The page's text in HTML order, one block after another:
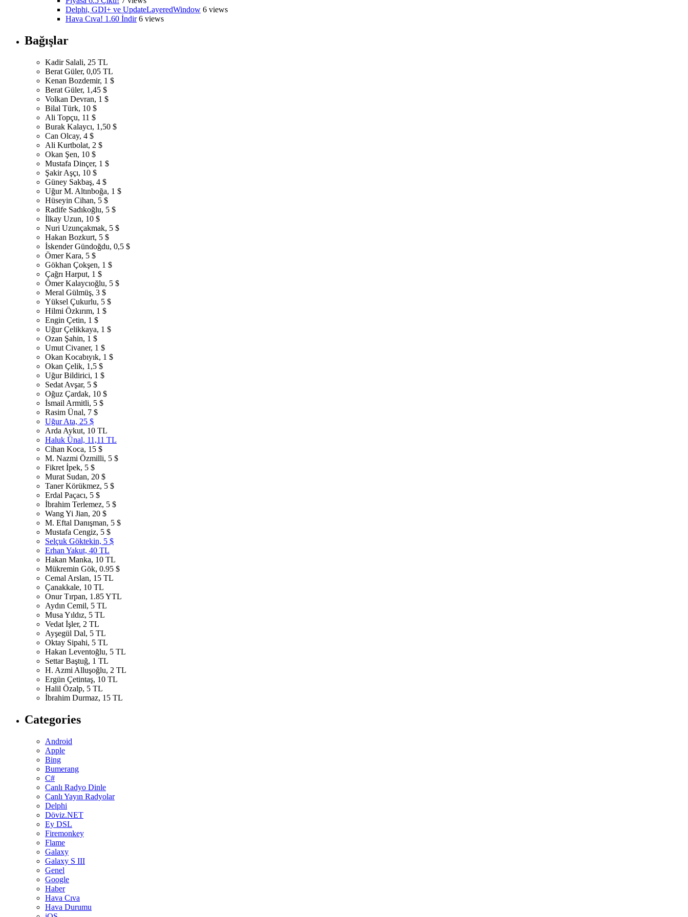
Delphi, GDI+ ve UpdateLayeredWindow 6 views
Hava Cıva! 1.60 İndir 6 views
Bağışlar
Kadir Salali, 25 TL
Berat Güler, 0,05 TL
Kenan Bozdemir, 1 $
Berat Güler, 1,45 $
Volkan Devran, 1 $
Bilal Türk, 10 $
Ali Topçu, 11 $
Burak Kalaycı, 1,50 $
Can Olcay, 4 $
Ali Kurtbolat, 2 $
Okan Şen, 10 $
Mustafa Dinçer, 1 $
Şakir Aşçı, 10 $
Güney Sakbaş, 4 $
Uğur M. Altınboğa, 1 $
Hüseyin Cihan, 5 $
Radife Sadıkoğlu, 5 $
İlkay Uzun, 10 $
Nuri Uzunçakmak, 5 $
Hakan Bozkurt, 5 $
İskender Gündoğdu, 0,5 $
Ömer Kara, 5 $
Gökhan Çokşen, 1 $
Çağrı Harput, 1 $
Ömer Kalaycıoğlu, 5 $
Meral Gülmüş, 3 $
Yüksel Çukurlu, 5 $
Hilmi Özkırım, 1 $
Engin Çetin, 1 $
Uğur Çelikkaya, 1 $
Ozan Şahin, 1 $
Umut Civaner, 1 $
Okan Kocabıyık, 1 $
Okan Çelik, 1,5 $
Uğur Bildirici, 1 $
Sedat Avşar, 5 $
Oğuz Çardak, 10 $
İsmail Armitli, 5 $
Rasim Ünal, 7 $
Uğur Ata, 25 $
Arda Aykut, 10 TL
Haluk Ünal, 11,11 TL
Cihan Koca, 15 $
M. Nazmi Özmilli, 5 $
Fikret İpek, 5 $
Murat Sudan, 20 $
Taner Körükmez, 5 $
Erdal Paçacı, 5 $
İbrahim Terlemez, 5 $
Wang Yi Jian, 20 $
M. Eftal Danışman, 5 $
Mustafa Cengiz, 5 $
Selçuk Göktekin, 5 $
Erhan Yakut, 40 TL
Hakan Manka, 10 TL
Mükremin Gök, 0.95 $
Cemal Arslan, 15 TL
Çanakkale, 10 TL
Onur Tırpan, 1.85 YTL
Aydın Cemil, 5 TL
Musa Yıldız, 5 TL
Vedat İşler, 2 TL
Ayşegül Dal, 5 TL
Oktay Sipahi, 5 TL
Hakan Leventoğlu, 5 TL
Settar Baştuğ, 1 TL
H. Azmi Alluşoğlu, 2 TL
Ergün Çetintaş, 10 TL
Halil Özalp, 5 TL
İbrahim Durmaz, 15 TL
Categories
Android
Apple
Bing
Bumerang
C#
Canlı Radyo Dinle
Canlı Yayın Radyolar
Delphi
Döviz.NET
Ey DSL
Firemonkey
Flame
Galaxy
Galaxy S III
Genel
Google
Haber
Hava Cıva
Hava Durumu